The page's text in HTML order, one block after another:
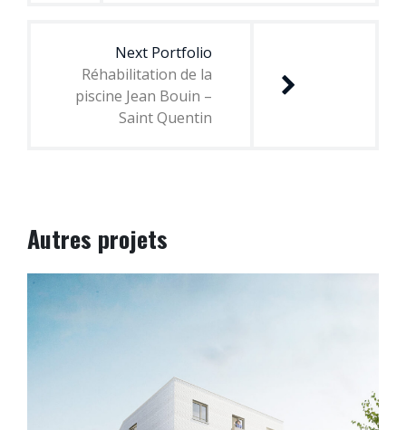
Next Portfolio
Réhabilitation de la
piscine Jean Bouin –
Saint Quentin
Autres projets